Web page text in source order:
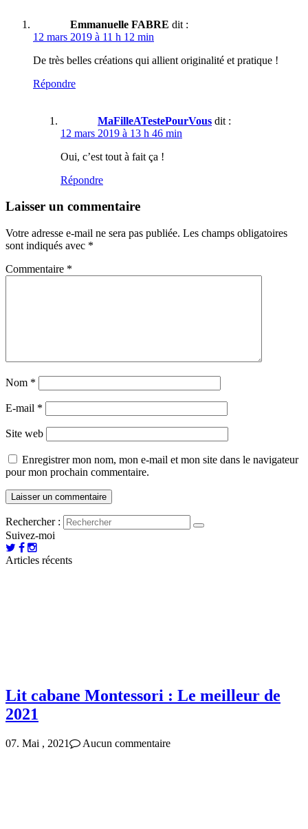
Emmanuelle FABRE dit :
12 mars 2019 à 11 h 12 min
De très belles créations qui allient originalité et pratique !
Répondre
MaFilleATestePourVous dit :
12 mars 2019 à 13 h 46 min
Oui, c’est tout à fait ça !
Répondre
Laisser un commentaire
Votre adresse e-mail ne sera pas publiée. Les champs obligatoires
sont indiqués avec *
Commentaire *
Nom *
E-mail *
Site web
Enregistrer mon nom, mon e-mail et mon site dans le navigateur
pour mon prochain commentaire.
Rechercher :
Suivez-moi
Articles récents
Lit cabane Montessori : Le meilleur de
2021
07. Mai , 2021 Aucun commentaire